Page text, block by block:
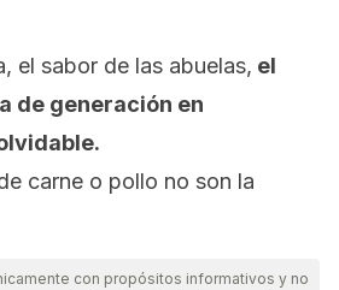
el sabor de las abuelas, el
de generación en
carne o pollo no son la
con propósitos informativos y no